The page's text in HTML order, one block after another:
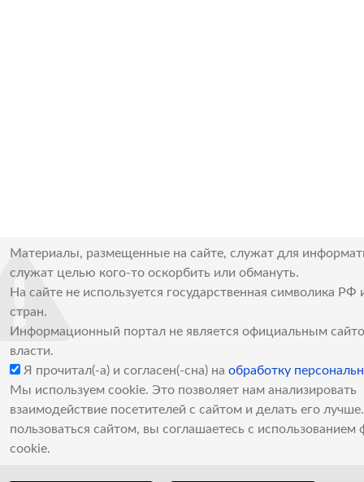
Материалы, размещенные на сайте, служат для
служат целью кого-то оскорбить или обмануть.
На сайте не используется государственная символика РФ
стран.
Информационный портал не является официальным
власти.
Я прочитал(-а) и согласен(-сна) на обработку
Мы используем cookie. Это позволяет нам анализировать
взаимодействие посетителей с сайтом и делать его
пользоваться сайтом, вы соглашаетесь с использованием
cookie.